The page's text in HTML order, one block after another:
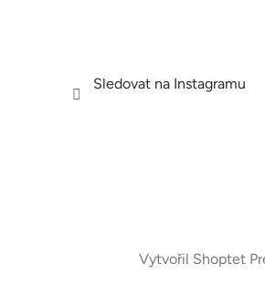
Sledovat na Instagramu
Vytvořil Shoptet